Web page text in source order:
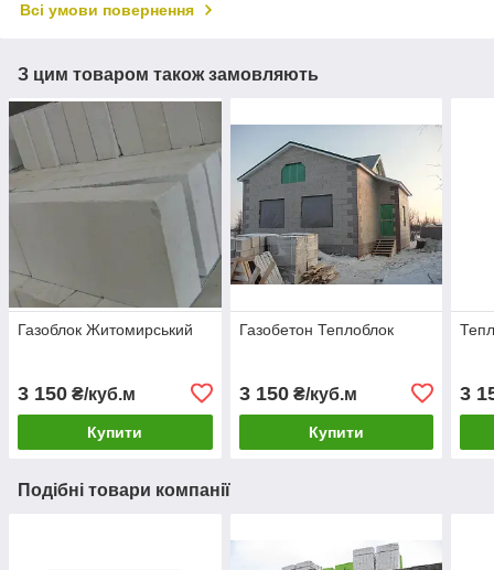
Всі умови повернення
З цим товаром також замовляють
Газоблок Житомирський
3 150 ₴/куб.м
Купити
Газобетон Теплоблок
3 150₴/куб.м
Купити
3
Подібні товари компанії